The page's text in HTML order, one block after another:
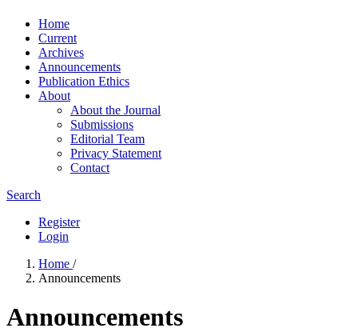
Home
Current
Archives
Announcements
Publication Ethics
About
About the Journal
Submissions
Editorial Team
Privacy Statement
Contact
Search
Register
Login
Home /
Announcements
Announcements